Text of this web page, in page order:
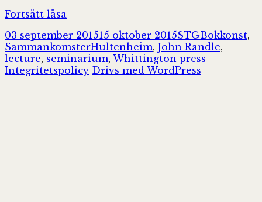
Fortsätt läsa
|
Georg
Svensson
Lecture
Postat
03 september 201515 oktober 2015Författare
STGKategorier
Bokkonst,
SammankomsterTaggar
Hultenheim, John Randle,
lecture, seminarium, Whittington press
Integritetspolicy Drivs med WordPress